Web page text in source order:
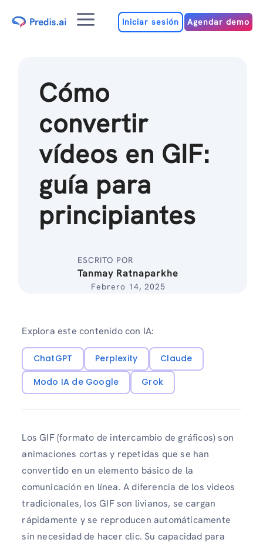
MenúIniciar sesión Agendar demo
Cómo
convertir
vídeos en GIF:
guía para
principiantes
ESCRITO POR
Tanmay Ratnaparkhe
Febrero 14, 2025
Explora este contenido con IA:
ChatGPT Perplexity
Claude
Modo IA de Google
Grok
Los GIF (formato de intercambio de gráficos) son
animaciones cortas y repetidas que se han
convertido en un elemento básico de la
comunicación en línea. A diferencia de los videos
tradicionales, los GIF son livianos, se cargan
rápidamente y se reproducen automáticamente
sin necesidad de hacer clic. Su capacidad para